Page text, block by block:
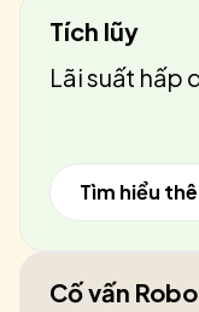
Tích lũy
Lãi suất hấp
Tìm hiểu
Cố vấn